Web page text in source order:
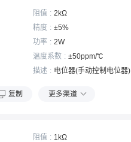
阻值
2kΩ
精度
±5%
功率
2W
温度系数
±50ppm/℃
描述
电位器(手动控制电位器)
复制 更多渠道
阻值
1kΩ